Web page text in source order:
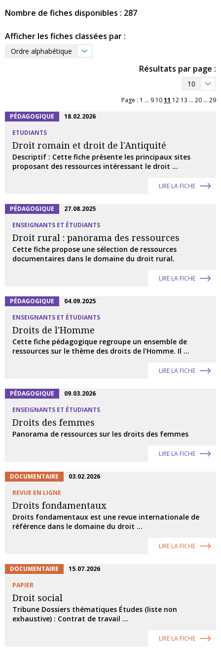
Nombre de fiches disponibles : 287
Afficher les fiches classées par :
Ordre alphabétique
Résultats par page :
10
Page : 1 ... 9 1011 12 13 ... 20 ... 29
PÉDAGOGIQUE
18.02.2026
ETUDIANTS
Droit romain et droit de l'Antiquité
Descriptif : Cette fiche présente les principaux sites
proposant des ressources intéressant le droit ...
LIRE LA FICHE
PÉDAGOGIQUE
27.08.2025
ENSEIGNANTS ET ÉTUDIANTS
Droit rural : panorama des ressources
Cette fiche propose une sélection de ressources
documentaires dans le domaine du droit rural.
LIRE LA FICHE
PÉDAGOGIQUE
04.09.2025
ENSEIGNANTS ET ÉTUDIANTS
Droits de l'Homme
Cette fiche pédagogique regroupe un ensemble de
ressources sur le thème des droits de l'Homme. Il ...
LIRE LA FICHE
PÉDAGOGIQUE
09.03.2026
ENSEIGNANTS ET ÉTUDIANTS
Droits des femmes
Panorama de ressources sur les droits des femmes
LIRE LA FICHE
DOCUMENTAIRE
03.02.2026
REVUE EN LIGNE
Droits fondamentaux
Droits fondamentaux est une revue internationale de
référence dans le domaine du droit ...
LIRE LA FICHE
DOCUMENTAIRE
15.07.2026
PAPIER
Droit social
Tribune Dossiers thématiques Études (liste non
exhaustive) : Contrat de travail ...
LIRE LA FICHE